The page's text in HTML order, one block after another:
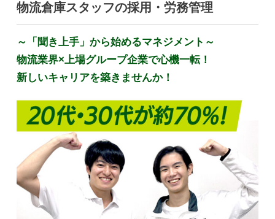
物流倉庫スタッフの採用・労務管理
～「聞き上手」から始めるマネジメント～
物流業界×上場グループ企業で心機一転！
新しいキャリアを築きませんか！